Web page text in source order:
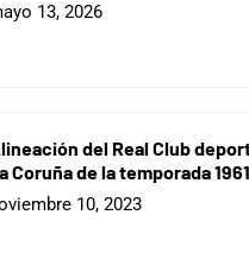
13, 2026
del Real Club
Coruña de la temporada
10, 2023